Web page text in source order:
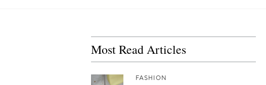
Most Read Articles
FASHION